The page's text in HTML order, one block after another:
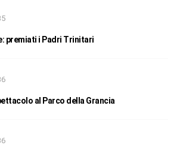
premiati i Padri Trinitari
al Parco della Grancia